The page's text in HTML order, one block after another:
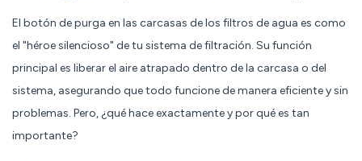
El botón de purga en las carcasas de los filtros de agua es como
el "héroe silencioso" de tu sistema de filtración. Su función
principal es liberar el aire atrapado dentro de la carcasa o del
sistema, asegurando que todo funcione de manera eficiente y sin
problemas. Pero, ¿qué hace exactamente y por qué es tan
importante?